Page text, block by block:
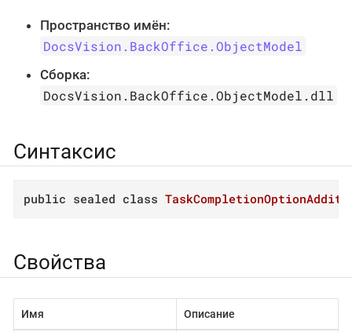
Пространство имён:
DocsVision.BackOffice.ObjectModel
Сборка:
DocsVision.BackOffice.ObjectModel.dll
Синтаксис
public sealed class
Свойства
Имя Описание